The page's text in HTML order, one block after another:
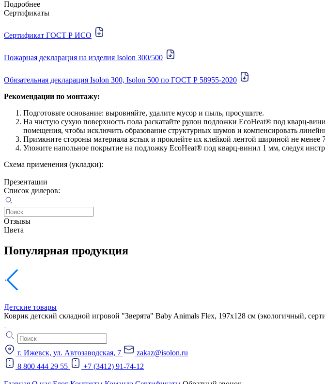
Подробнее
Сертификаты
Сертификат ГОСТ Р ИСО
Пожарная декларация на изделия Isolon 300/500
Обязательная декларация Isolon 300, Isolon 500 по ГОСТ Р 58955-2020
Рекомендации по монтажу:
Подготовьте основание: выровняйте, удалите мусор и пыль, просушите.
На чистую сухую поверхность пола раскатайте рулон подложки EcoHeat® под кварц-
помещения, чтобы исключить образование структурных шумов и компенсировать
Примкните стороны материала встык и проклейте их клейкой лентой шириной не менее
Уложите напольное покрытие на подложку EcoHeat® под кварц-винил 1 мм, следуя
Схема применения (укладки):
Презентации
Список дилеров:
Отзывы
Цвета
Популярная продукция
Детские товары
Коврик детский складной игровой "Зверята" Baby Animals Flex, 197х128 см (экологичный,
г. Ижевск, ул. Автозаводская, 7
zakaz@isolon.ru
8 800 444 29 55
+7 (3412) 91-74-12